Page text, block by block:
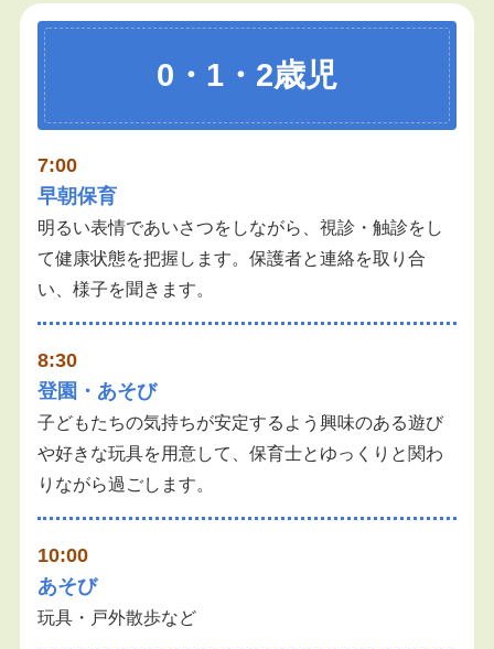
0・1・2歳児
7:00
早朝保育
明るい表情であいさつをしながら、視診・触診をし
て健康状態を把握します。保護者と連絡を取り合
い、様子を聞きます。
8:30
登園・あそび
子どもたちの気持ちが安定するよう興味のある遊び
や好きな玩具を用意して、保育士とゆっくりと関わ
りながら過ごします。
10:00
あそび
玩具・戸外散歩など